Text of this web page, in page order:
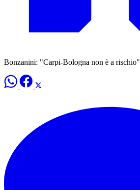
Bonzanini: "Carpi-Bologna non è a rischio"